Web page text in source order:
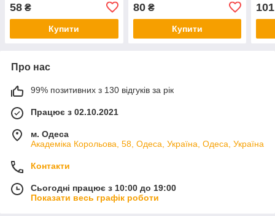
58 ₴
Купити
80₴
Купити
101
Про нас
99% позитивних з 130 відгуків за рік
Працює з 02.10.2021
м. Одеса
Академіка Корольова, 58, Одеса, Україна, Одеса, Україна
Контакти
Сьогодні працює з 10:00 до 19:00
Показати весь графік роботи